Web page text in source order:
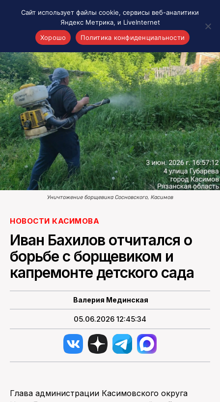
Акценты
Материалы о Рязани и области
Проекты 7 инфо
Здоровье
Интересное
Новости кино и ТВ
Новости России
Политика
Новости мира
Все материалы 7инфо
ПОИСК ПО САЙТУ
Уничтожение борщевика Сосновского, Касимов
НОВОСТИ КАСИМОВА
Иван Бахилов отчитался о
борьбе с борщевиком и
капремонте детского сада
Валерия Мединская
05.06.2026 12:45:34
Глава администрации Касимовского округа
Сайт использует файлы cookie, сервисы веб-аналитики
Яндекс Метрика, и LiveInternet
Хорошо
Политика конфиденциальности